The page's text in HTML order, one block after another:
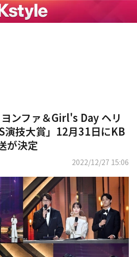
ンファ＆Girl's Day ヘリ
演技大賞」12月31日にKB
が決定
2022/12/27 15:06